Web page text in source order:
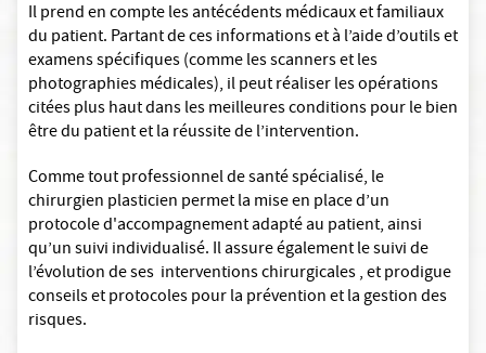
Il prend en compte les antécédents médicaux et familiaux
du patient. Partant de ces informations et à l’aide d’outils et
examens spécifiques (comme les scanners et les
photographies médicales), il peut réaliser les opérations
citées plus haut dans les meilleures conditions pour le bien
être du patient et la réussite de l’intervention.
Comme tout professionnel de santé spécialisé, le
chirurgien plasticien permet la mise en place d’un
protocole d'accompagnement adapté au patient, ainsi
qu’un suivi individualisé. Il assure également le suivi de
l’évolution de ses interventions chirurgicales , et prodigue
conseils et protocoles pour la prévention et la gestion des
risques.